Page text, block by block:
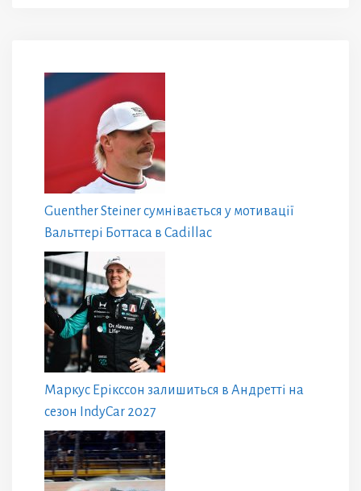
Guenther Steiner сумнівається у мотивації
Вальттері Боттаса в Cadillac
Маркус Ерікссон залишиться в Андретті на
сезон IndyCar 2027